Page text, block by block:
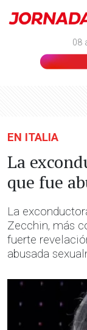
08
EN ITALIA
La
que fue
La
Zecchin, más
fuerte
abusada